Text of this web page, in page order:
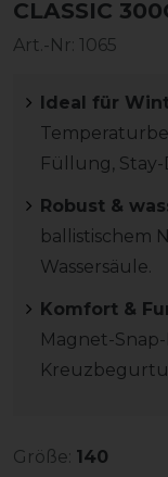
CLASSIC
Art.-Nr: 1065
Ideal für
Füllung,
Robust &
ballistischem
Wassersäule.
Komfort &
Magnet-
Größe: 140